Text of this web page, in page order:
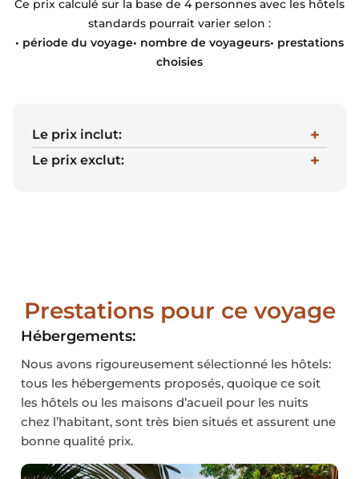
Ce prix calculé sur la base de 4 personnes avec les hôtels
standards pourrait varier selon :
• période du voyage• nombre de voyageurs• prestations
choisies
Le prix inclut:
Le prix exclut:
Prestations pour ce voyage
Hébergements:
Nous avons rigoureusement sélectionné les hôtels:
tous les hébergements proposés, quoique ce soit
les hôtels ou les maisons d’acueil pour les nuits
chez l’habitant, sont très bien situés et assurent une
bonne qualité prix.